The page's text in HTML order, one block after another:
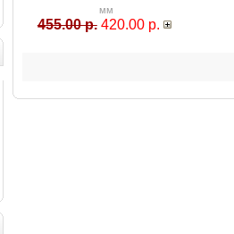
мм
455.00 р. 420.00 р.